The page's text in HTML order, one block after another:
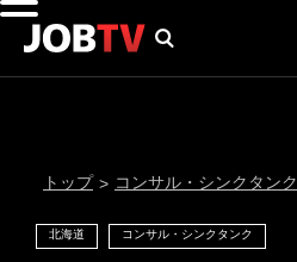
トップ > コンサル・シンクタンク
北海道 コンサル・シンクタンク